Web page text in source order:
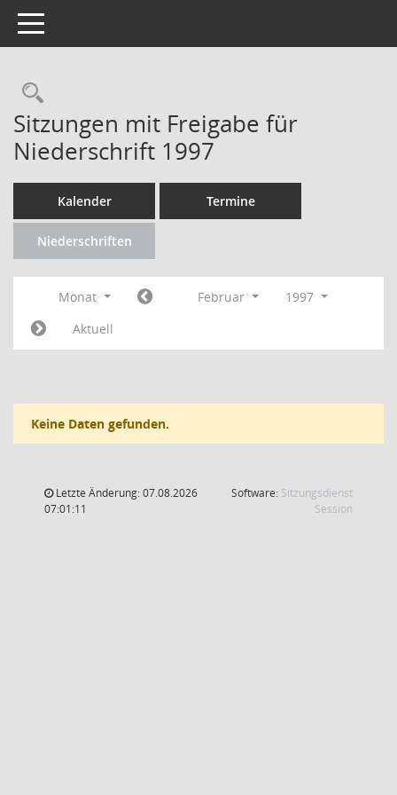
Toggle navigation
Rechercheauswahl
Sitzungen mit Freigabe für
Niederschrift 1997
Kalender Termine
Niederschriften
Monat Februar
1997
Aktuell
Keine Daten gefunden.
Letzte Änderung: 07.08.2026
07:01:11
Software: Sitzungsdienst
Session